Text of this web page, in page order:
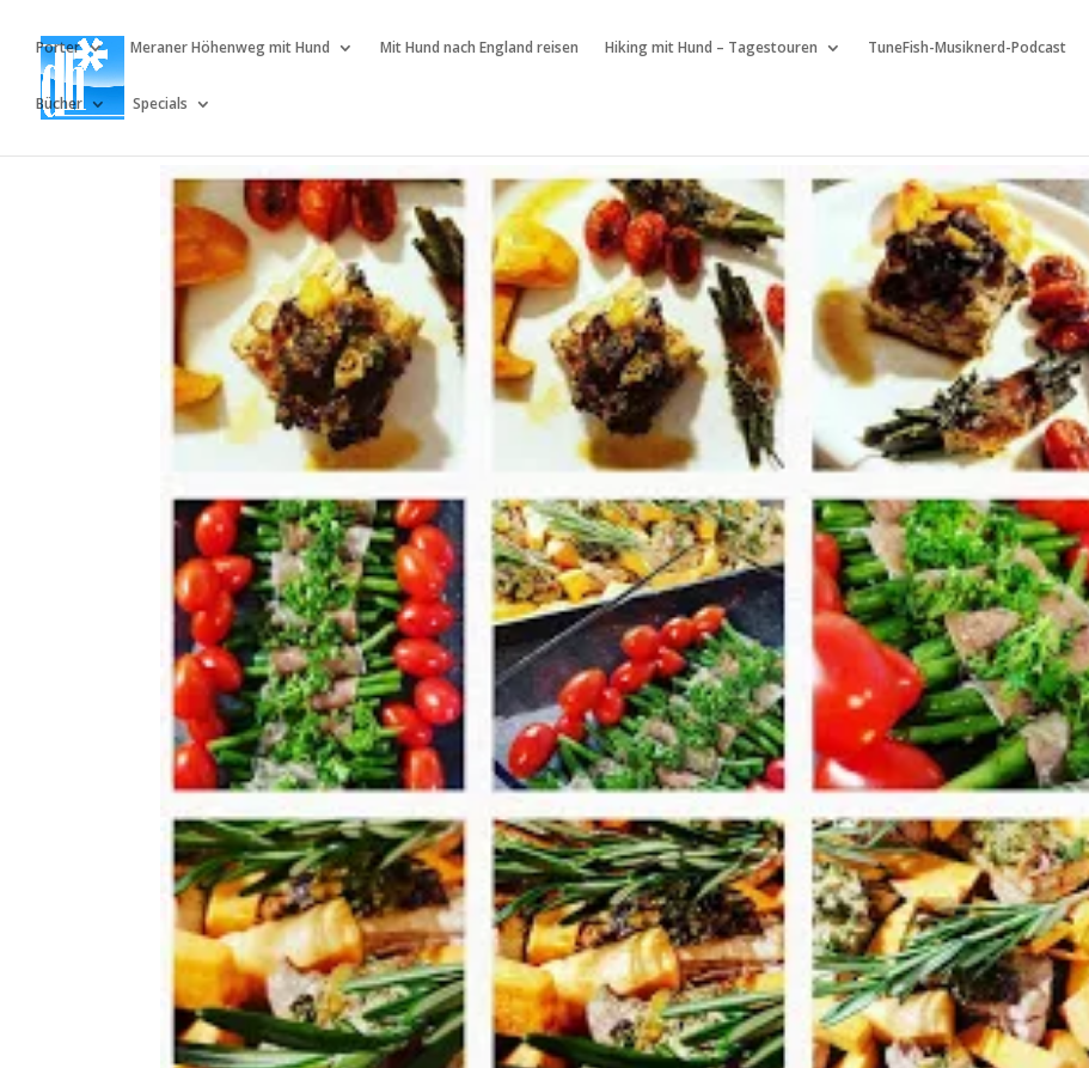
Porter Meraner Höhenweg mit Hund Mit Hund nach England reisen Hiking mit Hund – Tagestouren TuneFish-Musiknerd-Podcast
Bücher Specials